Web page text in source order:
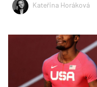
Kateřina Horáková